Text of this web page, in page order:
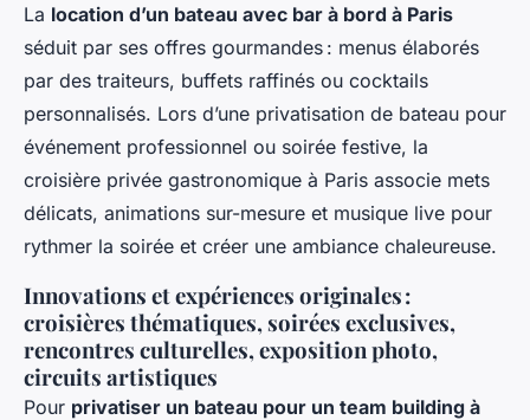
La location d’un bateau avec bar à bord à Paris
séduit par ses offres gourmandes : menus élaborés
par des traiteurs, buffets raffinés ou cocktails
personnalisés. Lors d’une privatisation de bateau pour
événement professionnel ou soirée festive, la
croisière privée gastronomique à Paris associe mets
délicats, animations sur-mesure et musique live pour
rythmer la soirée et créer une ambiance chaleureuse.
Innovations et expériences originales :
croisières thématiques, soirées exclusives,
rencontres culturelles, exposition photo,
circuits artistiques
Pour privatiser un bateau pour un team building à